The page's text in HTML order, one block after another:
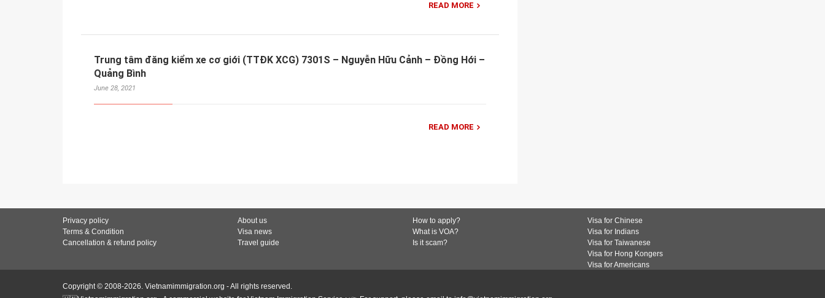
READ MORE
Trung tâm đăng kiểm xe cơ giới (TTĐK XCG) 7301S – Nguyễn Hữu Cảnh – Đồng Hới –
Quảng Bình
June 28, 2021
READ MORE
Privacy policy
Terms & Condition
Cancellation & refund policy
About us
Visa news
Travel guide
How to apply?
What is VOA?
Is it scam?
Visa for Chinese
Visa for Indians
Visa for Taiwanese
Visa for Hong Kongers
Visa for Americans
Copyright © 2008-2026. Vietnamimmigration.org - All rights reserved.